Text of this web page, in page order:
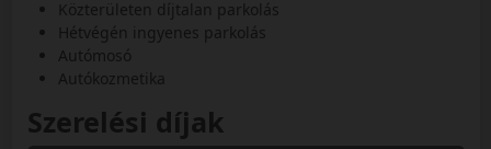
Közterületen díjtalan parkolás
Hétvégén ingyenes parkolás
Autómosó
Autókozmetika
Szerelési díjak